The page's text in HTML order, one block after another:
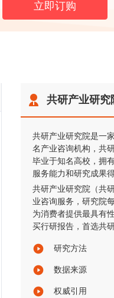
立即订购
共研产业研究
共研产业研究院是一
名产业咨询机构，共
毕业于知名高校，拥
服务能力和研究成果
共研产业研究院（共
业咨询服务，研究院
为消费者提供最具有
买行研报告，首选共研
研究方法
数据来源
权威引用